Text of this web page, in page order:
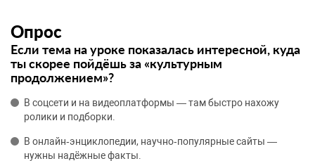
Опрос
Если тема на уроке показалась интересной, куда
ты скорее пойдёшь за «культурным
продолжением»?
В соцсети и на видеоплатформы — там быстро нахожу
ролики и подборки.
В онлайн‑энциклопедии, научно‑популярные сайты —
нужны надёжные факты.